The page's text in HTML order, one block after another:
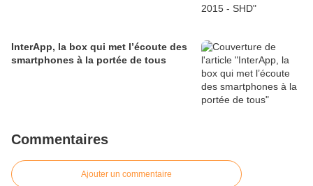
InterApp, la box qui met l’écoute des
smartphones à la portée de tous
Commentaires
Ajouter un commentaire